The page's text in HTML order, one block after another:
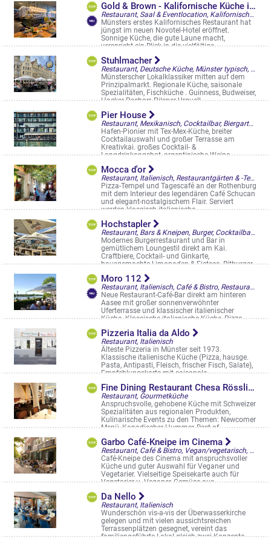
Gold & Brown - Kalifornische Küche in Münster
Restaurant, Saal & Eventlocation, Kalifornische Küche
Münsters erstes Kalifornisches Restaurant hat
jüngst im neuen Novotel-Hotel eröffnet.
Sonnige Küche, die gute Laune macht,
verspricht ein Blick in die vielfältige ...
Von Steuben-Str. 4-6
Stuhlmacher
Restaurant, Deutsche Küche, Münster typisch, Straßencafés & Boulevardterrassen
Münsterscher Lokalklassiker mitten auf dem
Prinzipalmarkt. Regionale Küche, saisonale
Spezialitäten, Fischküche . Guinness, Budweiser,
Hacker Pschorr, Pilsner Urquell ...
Prinzipalmarkt 6-7
Pier House
Restaurant, Mexikanisch, Cocktailbar, Biergarten, Restaurantgärten & -Terrassen
Hafen-Pionier mit Tex-Mex-Küche, breiter
Cocktailauswahl und großer Terrasse am
Kreativkai. großes Cocktail- &
Longdrinkangebot, argentinische Weine.
Franziskaner ...
Hafenweg 22
Mocca d'or
Restaurant, Italienisch, Restaurantgärten & -Terrassen, Straßencafés & Boulevardterrassen
Pizza-Tempel und Tagescafé an der Rothenburg
mit dem Interieur des legendären Café Schucan
und elegant-nostalgischem Flair. Serviert
werden klassisch italienische, ...
Rothenburg 14-16
Hochstapler
Restaurant, Bars & Kneipen, Burger, Cocktailbar, Restaurantgärten & -Terrassen
Modernes Burgerrestaurant und Bar in
gemütlichem Loungestil direkt am Kai.
Craftbiere, Cocktail- und Ginkarte,
hausgemachte Limonaden & Eistees. Bitburger,
Benediktiner ...
Hafenweg 8
Moro 112
Restaurant, Italienisch, Café & Bistro, Restaurantgärten & -Terrassen
Neue Restaurant-Café-Bar direkt am hinteren
Aasee mit großer sonnenverwöhnter
Uferterrasse und klassischer italienischer
Küche. Klassische italienische Küche, Pizza, ...
Pizzeria Italia da Aldo
Restaurant, Italienisch
Älteste Pizzeria in Münster seit 1973.
Klassische italienische Küche (Pizza, hausge.
Pasta, Antipasti, Fleisch, frischer Fisch, Salate),
Empfehlungskarte mit saisonale ...
Fine Dining Restaurant Chesa Rössli
Restaurant, Gourmetküche
Anspruchsvolle, gehobene Küche mit Schweizer
Spezialitäten aus regionalen Produkten,
Kulinarische Events zu den Themen: Newcomer
Menü, Kanadischer Hummer, Best of ...
Garbo Café-Kneipe im Cinema
Restaurant, Café & Bistro, Vegan/vegetarisch, Frühstück/Brunch am WE
Café-Kneipe des Cinema mit anspruchsvoller
Küche und guter Auswahl für Veganer und
Vegetarier. Vielseitige Speisekarte auch für
Vegetarier u. Veganer, Gemüse aus ...
Warendorfer Str. 45-47
Da Nello
Restaurant, Italienisch
Wunderschön vis-a-vis der Überwasserkirche
gelegen und mit vielen aussichtsreichen
Terrassenplätzen gesegnet, vereint das
familiengeführte Lokal gleich zwei Konzepte ...